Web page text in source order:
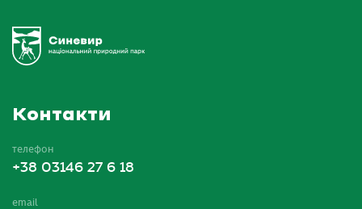
Контакти
телефон
+38 03146 27 6 18
email